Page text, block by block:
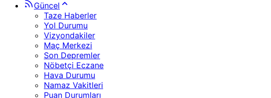
Güncel
Taze Haberler
Yol Durumu
Vizyondakiler
Maç Merkezi
Son Depremler
Nöbetçi Eczane
Hava Durumu
Namaz Vakitleri
Puan Durumları